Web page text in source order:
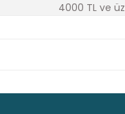
4000 TL ve